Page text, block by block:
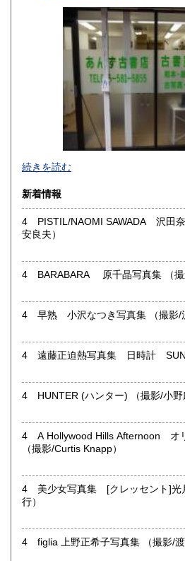
185円 徳
185円 愛
185円 福
185円 長
宮崎県
沖縄県
薬剤師・鍼灸師・柔道整復師ですの
書籍を同業の皆様に提供して行きた
発掘したいと思います。
「こんな本ありませんか？」と気軽
沿線名：地下鉄東西線
営業時間：9:00～13:00
定休日：土日祝日
書籍の買取について
東洋医学(和本を含む)・手技療法が
裂も買取強化をしていますので、お
取り扱い分野
-
東洋医学（和本を含む）、手技
続きを読む
新着情報
4 PISTIL/NAOMI SAWADA 沢田奈緒美写真
安良夫）
4
4 早熟 小沢なつき
4 HUNTER (ハンター) （
4 A Hollywood Hills Afternoon オ
（撮影/Curtis Knapp）
4 美少女写真集 [クレッセント]光月夜也 （撮
行）
4 figlia 上野正希子写